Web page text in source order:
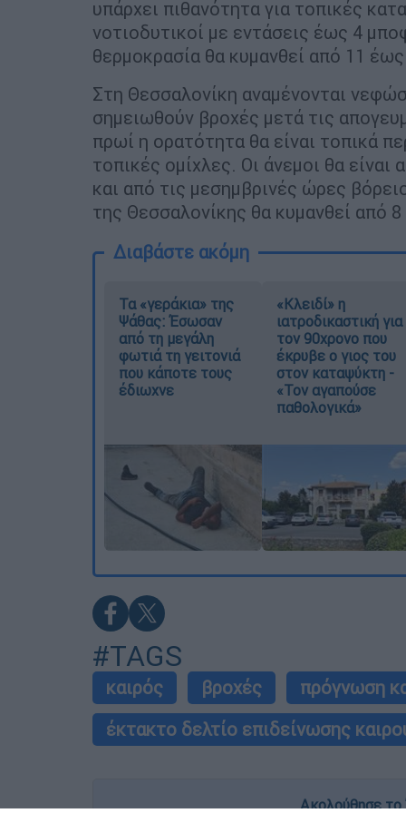
υπάρχει πιθανότητα για τοπικές
νοτιοδυτικοί με εντάσεις έως 4
θερμοκρασία θα κυμανθεί από 11
Στη Θεσσαλονίκη αναμένονται
σημειωθούν βροχές μετά τις
πρωί η ορατότητα θα είναι τοπικά
τοπικές ομίχλες. Οι άνεμοι θα
και από τις μεσημβρινές ώρες
της Θεσσαλονίκης θα κυμανθεί από
Διαβάστε ακόμη
Τα «γεράκια» της
Ψάθας: Έσωσαν
από τη μεγάλη
φωτιά τη γειτονιά
που κάποτε τους
έδιωχνε
«Κλειδί» η
ιατροδικαστική για
τον 90χρονο που
έκρυβε ο γιος του
στον καταψύκτη -
«Τον αγαπούσε
παθολογικά»
#TAGS
καιρός βροχές
πρόγνωση
έκτακτο δελτίο επιδείνωσης
Ακολούθησε το